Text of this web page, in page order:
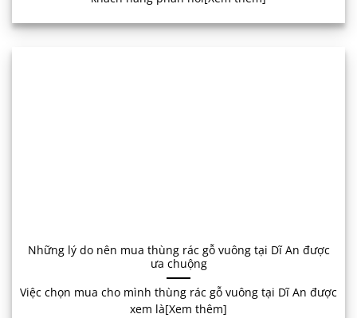
Những lý do nên mua thùng rác gỗ vuông tại Dĩ An được
ưa chuộng
Việc chọn mua cho mình thùng rác gỗ vuông tại Dĩ An được
xem là[Xem thêm]